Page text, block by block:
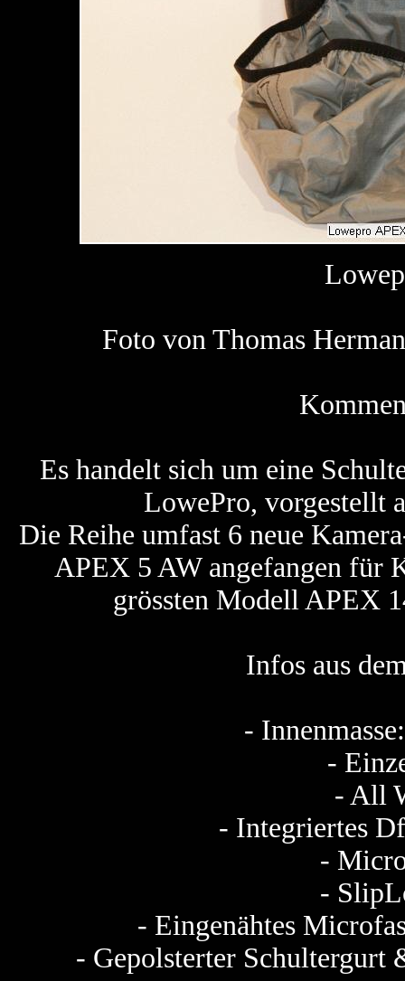
Foto von Thomas
Es handelt sich um eine
LowePro, vorgestellt
Die Reihe umfast 6 neue
APEX 5 AW angefangen für
grössten Modell APEX
Infos aus
-
-
- All
- Integriertes
-
-
- Eingenähtes
- Gepolsterter Schultergurt